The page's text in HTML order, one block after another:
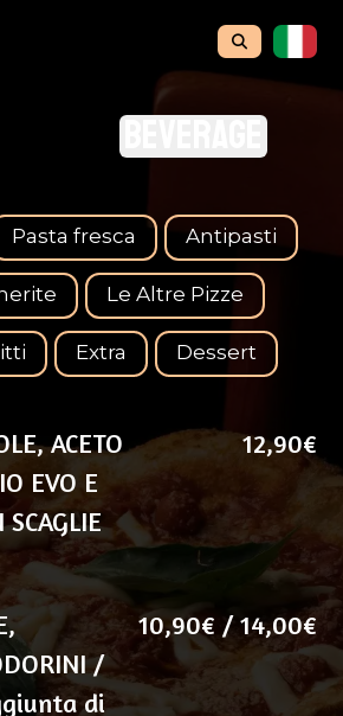
Pasta fresca Antipasti
Le Altre Pizze
Extra Dessert
ACETO
EVO E
12,90€
/
di
10,90€ / 14,00€